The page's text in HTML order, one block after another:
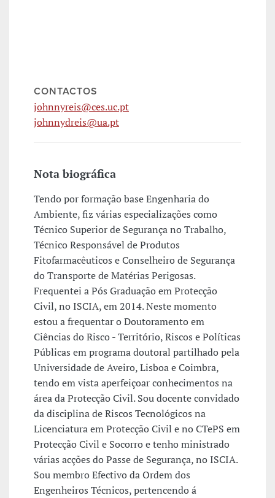
CONTACTOS
johnnyreis@ces.uc.pt
johnnydreis@ua.pt
Nota biográfica
Tendo por formação base Engenharia do
Ambiente, fiz várias especializações como
Técnico Superior de Segurança no Trabalho,
Técnico Responsável de Produtos
Fitofarmacêuticos e Conselheiro de Segurança
do Transporte de Matérias Perigosas.
Frequentei a Pós Graduação em Protecção
Civil, no ISCIA, em 2014. Neste momento
estou a frequentar o Doutoramento em
Ciências do Risco - Território, Riscos e Políticas
Públicas em programa doutoral partilhado pela
Universidade de Aveiro, Lisboa e Coimbra,
tendo em vista aperfeiçoar conhecimentos na
área da Protecção Civil. Sou docente convidado
da disciplina de Riscos Tecnológicos na
Licenciatura em Protecção Civil e no CTePS em
Protecção Civil e Socorro e tenho ministrado
várias acções do Passe de Segurança, no ISCIA.
Sou membro Efectivo da Ordem dos
Engenheiros Técnicos, pertencendo á